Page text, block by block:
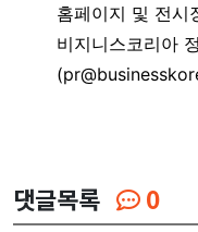
홈페이지 및 전시
비지니스코리아
댓글목록 0